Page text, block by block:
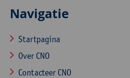
Navigatie
Startpagina
Over CNO
Contacteer CNO